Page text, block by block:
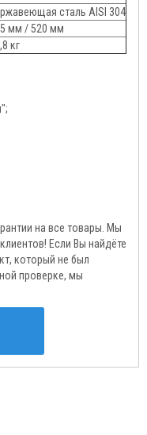
сталь AISI 304
мм / 520 мм
кг
на все товары. Мы
Если Вы найдёте
который не был
проверке, мы